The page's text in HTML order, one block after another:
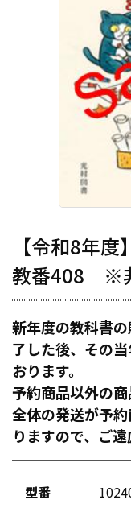
【令和8
教番408 ※
新年度の教科書
了した後、その
おります。
予約商品以外の
全体の発送が予
りますので、ご遠
型番